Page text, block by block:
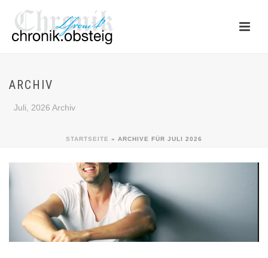
ARCHIV
Juli, 2026 Archiv
STARTSEITE » ARCHIVE FÜR JULI 2026